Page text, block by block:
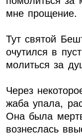
мне прощение.
Тут святой
очутился в
молиться за
Через
жаба упала,
Она была
вознеслась